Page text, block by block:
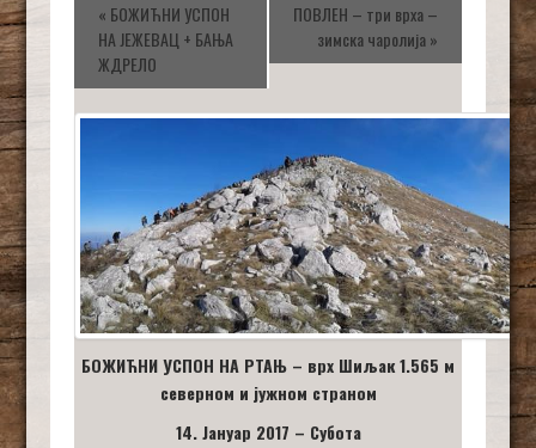
« БОЖИЋНИ УСПОН
НА ЈЕЖЕВАЦ + БАЊА
ЖДРЕЛО
ПОВЛЕН – три врха –
зимска чаролија»
БОЖИЋНИ УСПОН НА РТАЊ – врх Шиљак 1.565 м
северном и јужном страном
14. Јануар 2017 – Субота